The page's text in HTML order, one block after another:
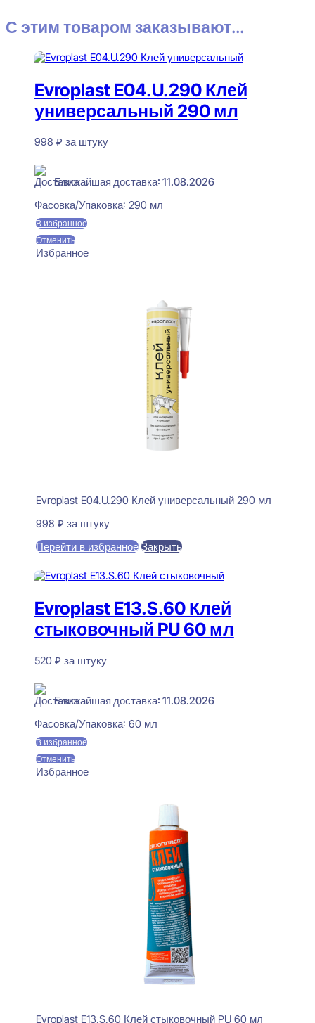
С этим товаром заказывают...
Evroplast E04.U.290 Клей
универсальный 290 мл
998 ₽ за штуку
Ближайшая доставка: 11.08.2026
Фасовка/Упаковка: 290 мл
В избранное
Отменить
Избранное
Evroplast E04.U.290 Клей универсальный 290 мл
998 ₽ за штуку
Перейти в избранное Закрыть
Evroplast E13.S.60 Клей
стыковочный PU 60 мл
520 ₽ за штуку
Ближайшая доставка: 11.08.2026
Фасовка/Упаковка: 60 мл
В избранное
Отменить
Избранное
Evroplast E13.S.60 Клей стыковочный PU 60 мл